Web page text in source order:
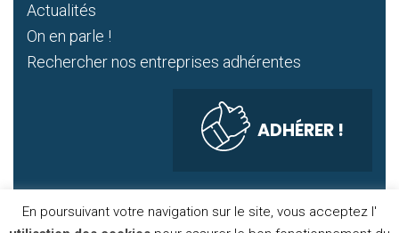
Actualités
On en parle !
Rechercher nos entreprises adhérentes
ADHÉRER !
En poursuivant votre navigation sur le site, vous acceptez l'